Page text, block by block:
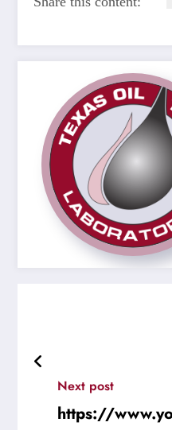
Next post
https://